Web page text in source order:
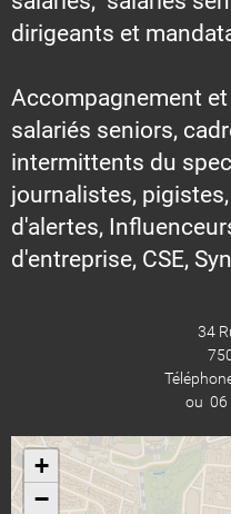
dirigeants et
Accompagnement
salariés seniors,
intermittents du
journalistes,
d'alertes,
d'entreprise, CSE,
34
ou 06
+
−